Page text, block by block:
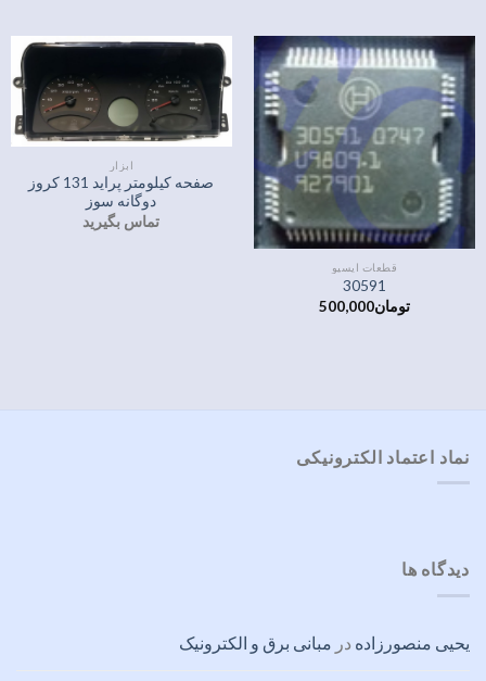
قطعات ایسیو
30591
تومان500,000
ابزار
صفحه کیلومتر پراید 131 کروز
دوگانه سوز
تماس بگیرید
نماد اعتماد الکترونیکی
دیدگاه ها
یحیی منصورزاده در مبانی برق و الکترونیک